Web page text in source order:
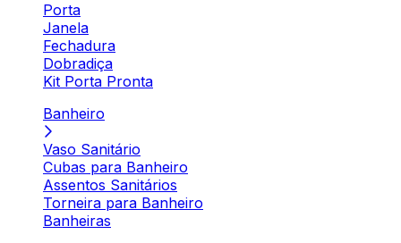
Porta
Janela
Fechadura
Dobradiça
Kit Porta Pronta
Banheiro
Vaso Sanitário
Cubas para Banheiro
Assentos Sanitários
Torneira para Banheiro
Banheiras